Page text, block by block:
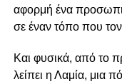
αφορμή ένα
σε έναν τόπο που
Και φυσικά, από το
λείπει η Λαμία, μια